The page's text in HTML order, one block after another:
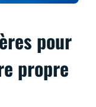
pour
propre